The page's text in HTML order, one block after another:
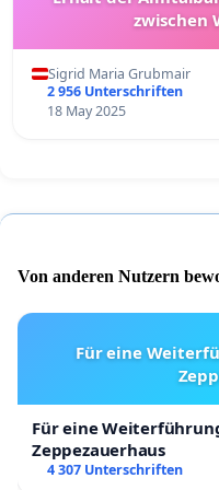
zwischen
Sigrid Maria Grubmair
2 956 Unterschriften
18 May 2025
Von anderen Nutzern
Für eine
Für eine
Zeppezauerhaus
4 307 Unterschriften